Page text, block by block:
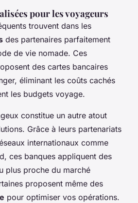
pour les voyageurs
trouvent dans les
des partenaires parfaitement
de vie nomade. Ces
des cartes bancaires
éliminant les coûts cachés
les budgets voyage.
constitue un autre atout
Grâce à leurs partenariats
internationaux comme
ces banques appliquent des
plus proche du marché
proposent même des
pour optimiser vos opérations.